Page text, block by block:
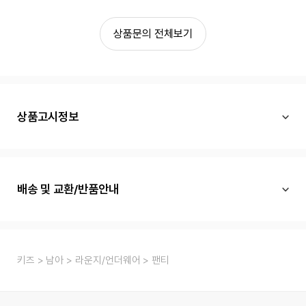
상품문의 전체보기
상품고시정보
배송 및 교환/반품안내
키즈 남아 라운지/언더웨어 팬티